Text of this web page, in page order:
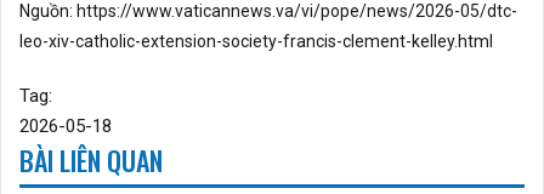
Nguồn: https://www.vaticannews.va/vi/pope/news/2026-05/dtc-
leo-xiv-catholic-extension-society-francis-clement-kelley.html
Tag:
2026-05-18
BÀI LIÊN QUAN